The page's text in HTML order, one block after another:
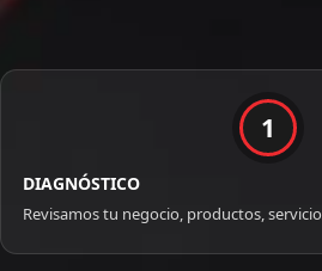
1
DIAGNÓSTICO
Revisamos tu negocio, productos,